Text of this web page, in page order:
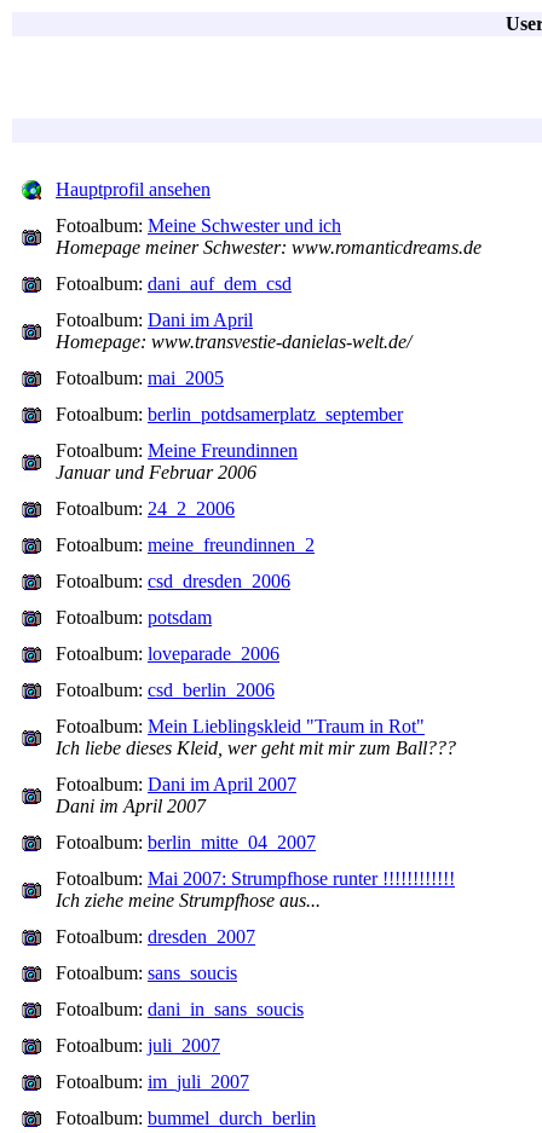
Hauptprofil ansehen
Fotoalbum: Meine Schwester und ich
Homepage meiner Schwester: www.romanticdreams.de
Fotoalbum: dani_auf_dem_csd
Fotoalbum: Dani im April
Homepage: www.transvestie-danielas-welt.de/
Fotoalbum: mai_2005
Fotoalbum: berlin_potdsamerplatz_september
Fotoalbum: Meine Freundinnen
Januar und Februar 2006
Fotoalbum: 24_2_2006
Fotoalbum: meine_freundinnen_2
Fotoalbum: csd_dresden_2006
Fotoalbum: potsdam
Fotoalbum: loveparade_2006
Fotoalbum: csd_berlin_2006
Fotoalbum: Mein Lieblingskleid "Traum in Rot"
Ich liebe dieses Kleid, wer geht mit mir zum Ball???
Fotoalbum: Dani im April 2007
Dani im April 2007
Fotoalbum: berlin_mitte_04_2007
Fotoalbum: Mai 2007: Strumpfhose runter !!!!!!!!!!!!
Ich ziehe meine Strumpfhose aus...
Fotoalbum: dresden_2007
Fotoalbum: sans_soucis
Fotoalbum: dani_in_sans_soucis
Fotoalbum: juli_2007
Fotoalbum: im_juli_2007
Fotoalbum: bummel_durch_berlin